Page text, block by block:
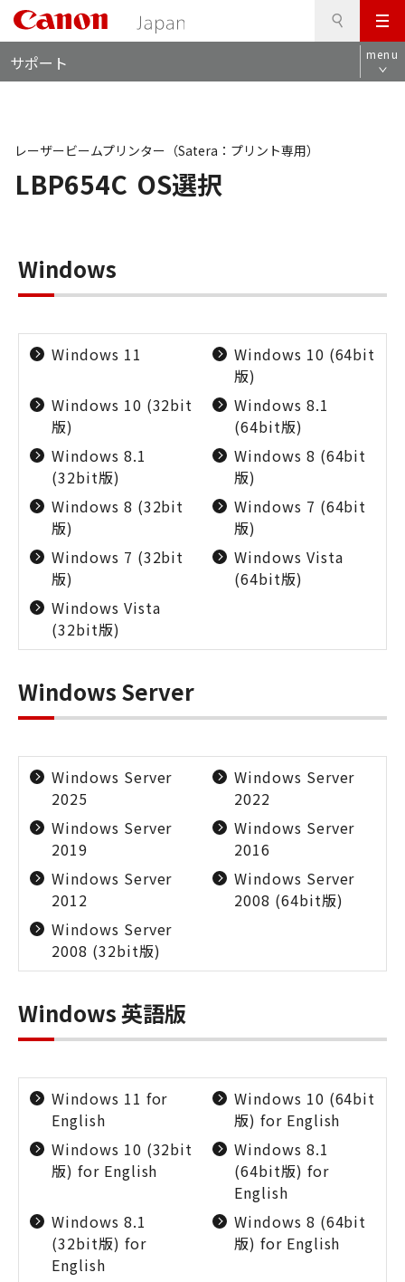
メ
ニ
ュ
サポート menu
LBP654C OS選択
レーザービームプリンター（Satera：プリント専用）
Windows
Windows 11
Windows 10 (64bit
版)
Windows 10 (32bit
版)
Windows 8.1
(64bit版)
Windows 8.1
(32bit版)
Windows 8 (64bit
版)
Windows 8 (32bit
版)
Windows 7 (64bit
版)
Windows 7 (32bit
版)
Windows Vista
(64bit版)
Windows Vista
(32bit版)
Windows Server
Windows Server
2025
Windows Server
2022
Windows Server
2019
Windows Server
2016
Windows Server
2012
Windows Server
2008 (64bit版)
Windows Server
2008 (32bit版)
Windows 英語版
Windows 11 for
English
Windows 10 (64bit
版) for English
Windows 10 (32bit
版) for English
Windows 8.1
(64bit版) for
English
Windows 8.1
(32bit版) for
English
Windows 8 (64bit
版) for English